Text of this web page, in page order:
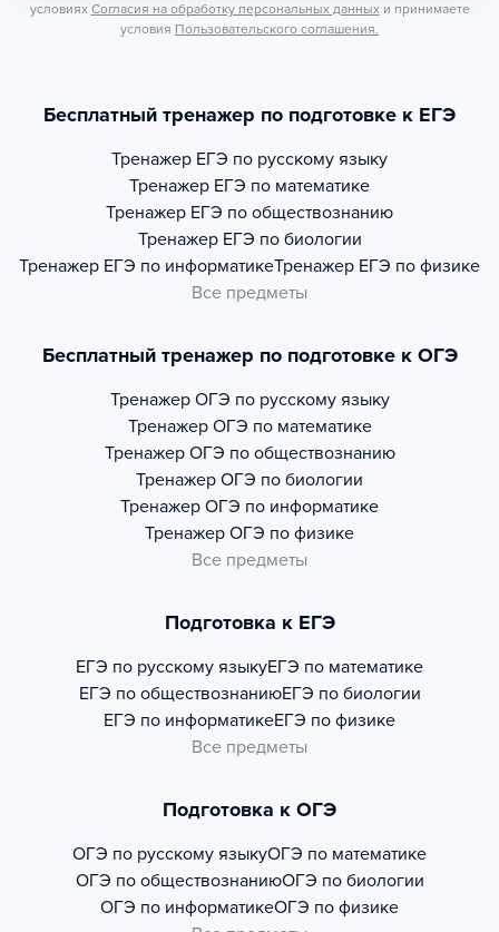
условиях Согласия на обработку персональных данных и принимаете
условия Пользовательского соглашения.
Бесплатный тренажер по подготовке к ЕГЭ
Тренажер ЕГЭ по русскому языку
Тренажер ЕГЭ по математике
Тренажер ЕГЭ по обществознанию
Тренажер ЕГЭ по биологии
Тренажер ЕГЭ по информатикеТренажер ЕГЭ по физике
Все предметы
Бесплатный тренажер по подготовке к ОГЭ
Тренажер ОГЭ по русскому языку
Тренажер ОГЭ по математике
Тренажер ОГЭ по обществознанию
Тренажер ОГЭ по биологии
Тренажер ОГЭ по информатике
Тренажер ОГЭ по физике
Все предметы
Подготовка к ЕГЭ
ЕГЭ по русскому языкуЕГЭ по математике
ЕГЭ по обществознаниюЕГЭ по биологии
ЕГЭ по информатикеЕГЭ по физике
Все предметы
Подготовка к ОГЭ
ОГЭ по русскому языкуОГЭ по математике
ОГЭ по обществознаниюОГЭ по биологии
ОГЭ по информатикеОГЭ по физике